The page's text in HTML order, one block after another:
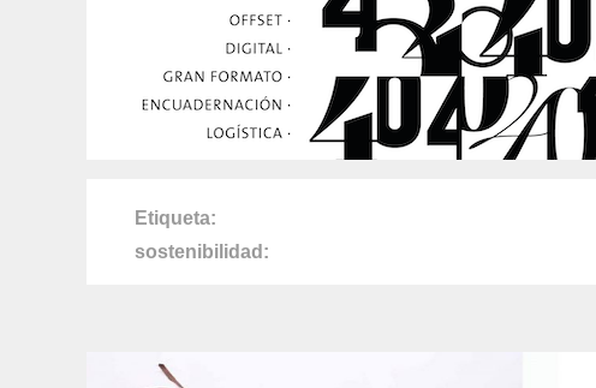
Etiqueta
sostenibilidad